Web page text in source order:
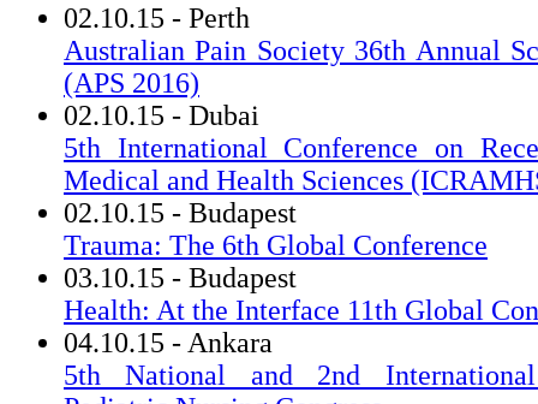
02.10.15 - Perth
Australian Pain Society 36th Annual
(APS 2016)
02.10.15 - Dubai
5th International Conference on
Medical and Health Sciences
02.10.15 - Budapest
Trauma: The 6th Global Conference
03.10.15 - Budapest
Health: At the Interface 11th Global
04.10.15 - Ankara
5th National and 2nd International